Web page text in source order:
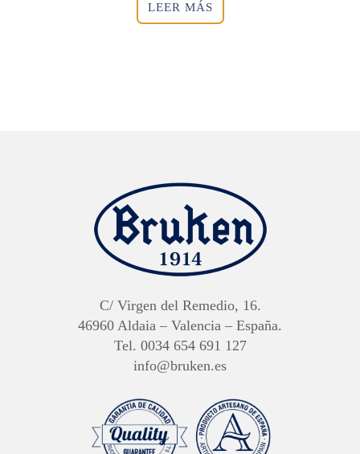
LEER MÁS
C/ Virgen del Remedio, 16.
46960 Aldaia – Valencia – España.
Tel. 0034 654 691 127
info@bruken.es